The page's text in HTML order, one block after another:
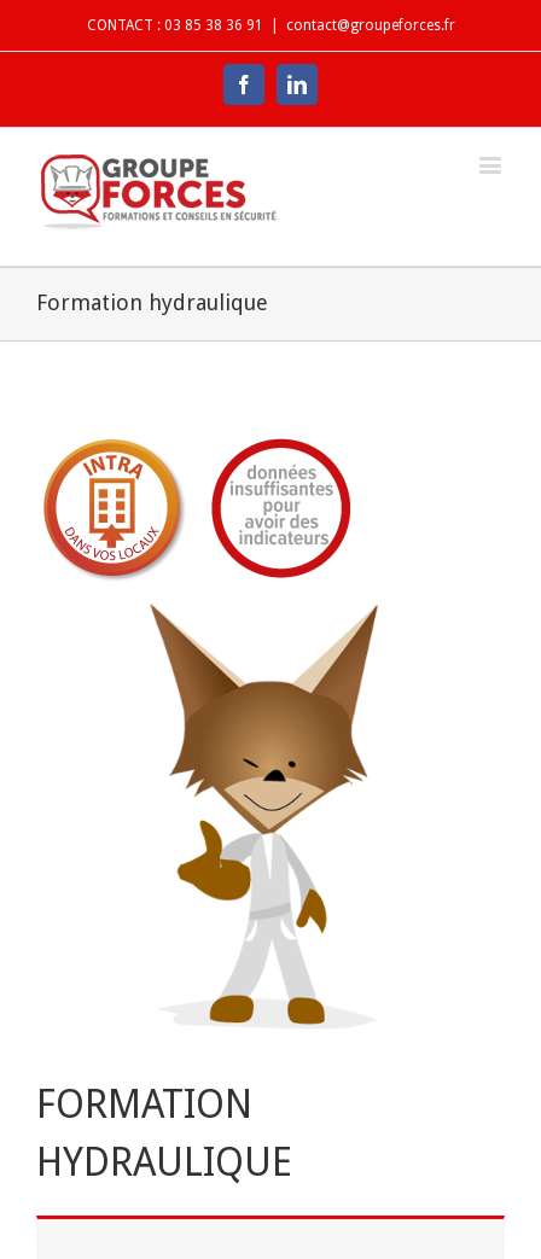
CONTACT : 03 85 38 36 91 contact@groupeforces.fr
FacebookLinkedin
Formation hydraulique
FORMATION
HYDRAULIQUE